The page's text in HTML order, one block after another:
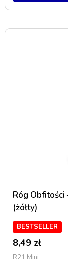
Róg Obfitości
(żółty)
BESTSELLER
8,49 zł
R21 Mini